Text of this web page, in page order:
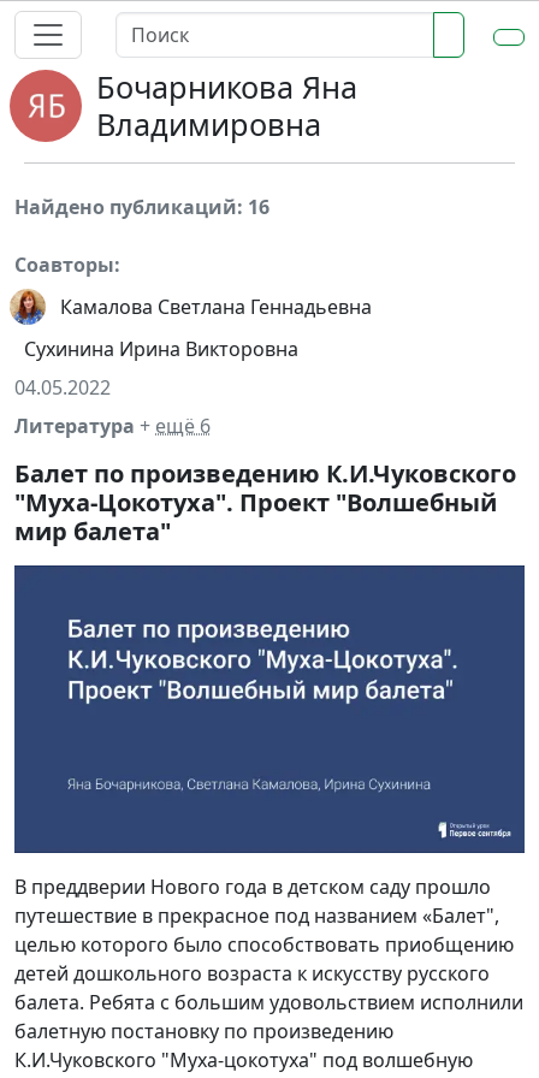
Бочарникова Яна
Владимировна
Найдено публикаций: 16
Соавторы:
Камалова Светлана Геннадьевна
Сухинина Ирина Викторовна
04.05.2022
Литература + ещё 6
Балет по произведению К.И.Чуковского
"Муха-Цокотуха". Проект "Волшебный
мир балета"
В преддверии Нового года в детском саду прошло
путешествие в прекрасное под названием «Балет",
целью которого было способствовать приобщению
детей дошкольного возраста к искусству русского
балета. Ребята с большим удовольствием исполнили
балетную постановку по произведению
К.И.Чуковского "Муха-цокотуха" под волшебную